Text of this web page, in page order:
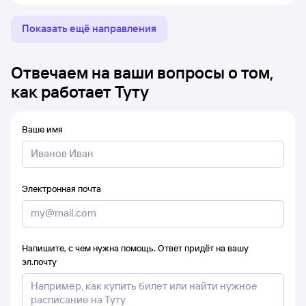
Показать ещё направления
Отвечаем на ваши вопросы о том,
как работает Туту
Ваше имя
Электронная почта
Напишите, с чем нужна помощь. Ответ придёт на вашу
эл.почту